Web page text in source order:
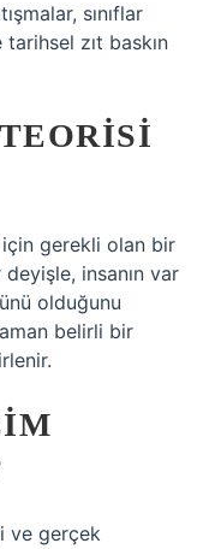
sınıflar
zıt baskın
için gerekli olan bir
deyişle, insanın var
olduğunu
belirli bir
ve gerçek